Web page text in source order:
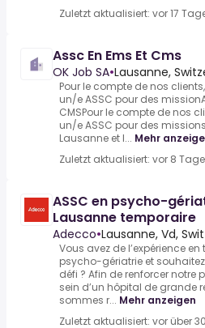
Zuletzt aktualisiert: vor 17
Assc En Ems Et Cms
OK Job SA•Lausanne,
Pour le compte de nos
un/e ASSC pour des
CMSPour le compte de nos
un/e ASSC pour des
Lausanne et l... Mehr
Zuletzt aktualisiert: vor 8
ASSC en psycho-
Lausanne temporaire
Adecco•Lausanne, Vd,
Vous avez de l’expérience en
psycho-gériatrie et
défi ? Afin de renforcer notre
sein d’un hôpital de grande
sommes r... Mehr anzeigen
Zuletzt aktualisiert: vor über